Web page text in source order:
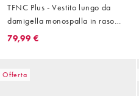
TFNC Plus - Vestito lungo da
damigella monospalla in raso
verde salvia con gonna
79,99 €
Offerta